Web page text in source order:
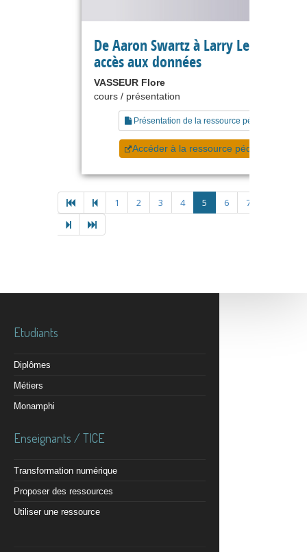
De Aaron Swartz à Larry Lessig : le
accès aux données
VASSEUR Flore
cours / présentation
Présentation de la ressource pédagogique
Accéder à la ressource pédagogique
1 2 3 4 5 6 7
Etudiants
Diplômes
Métiers
Monamphi
Enseignants / TICE
Transformation numérique
Proposer des ressources
Utiliser une ressource